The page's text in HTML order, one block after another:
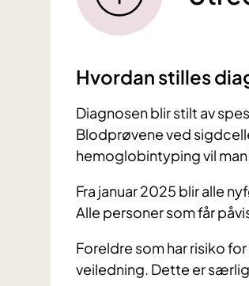
Hvordan stilles
Diagnosen blir stilt av
Blodprøvene ved
hemoglobintyping vil
Fra januar 2025 blir alle
Alle personer som får
Foreldre som har risiko
veiledning. Dette er